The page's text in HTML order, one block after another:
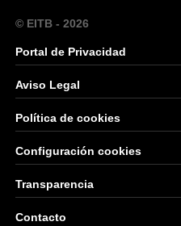
© EITB - 2026
Portal de Privacidad
Aviso Legal
Política de cookies
Configuración cookies
Transparencia
Contacto